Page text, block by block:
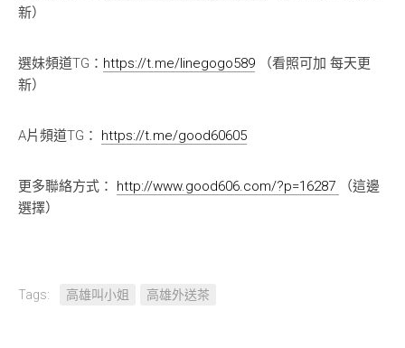
新）
選妹頻道TG： https://t.me/linegogo589 （看照可加 每天更
新）
A片頻道TG： https://t.me/good60605
更多聯絡方式： http://www.good606.com/?p=16287
（這邊
選擇）
Tags: 高雄叫小姐 高雄外送茶